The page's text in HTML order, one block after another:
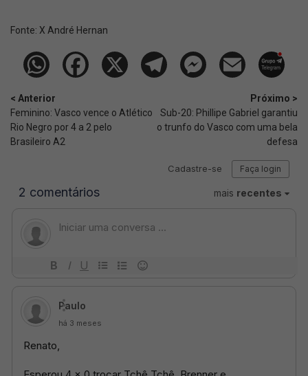
Fonte: X André Hernan
< Anterior
Feminino: Vasco vence o Atlético
Rio Negro por 4 a 2 pelo
Brasileiro A2
Próximo >
Sub-20: Phillipe Gabriel garantiu
o trunfo do Vasco com uma bela
defesa